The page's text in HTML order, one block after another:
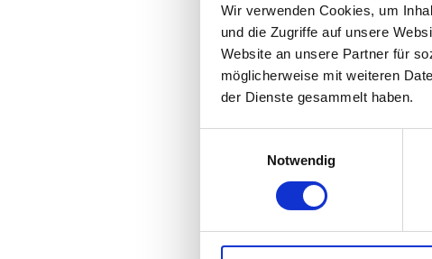
Wir verwenden Cookies, um
und die Zugriffe auf unsere
Website an unsere Partner für
möglicherweise mit weiteren
der Dienste gesammelt haben.
Notwendig